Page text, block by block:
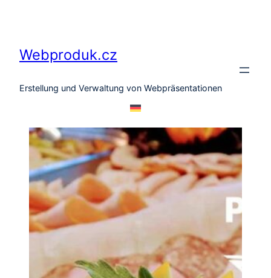
Webproduk.cz
Erstellung und Verwaltung von Webpräsentationen